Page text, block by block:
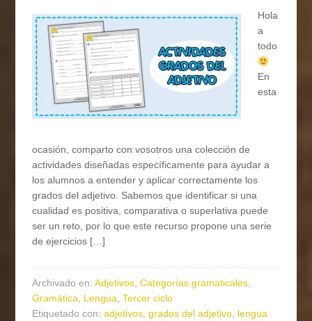
Hola
a
todo
En
esta
ocasión, comparto con vosotros una colección de
actividades diseñadas específicamente para ayudar a
los alumnos a entender y aplicar correctamente los
grados del adjetivo. Sabemos que identificar si una
cualidad es positiva, comparativa o superlativa puede
ser un reto, por lo que este recurso propone una serie
de ejercicios […]
Archivado en:Adjetivos,Categorías gramaticales,
Gramática, Lengua,Tercer ciclo
Etiquetado con:adjetivos,grados del adjetivo, lengua